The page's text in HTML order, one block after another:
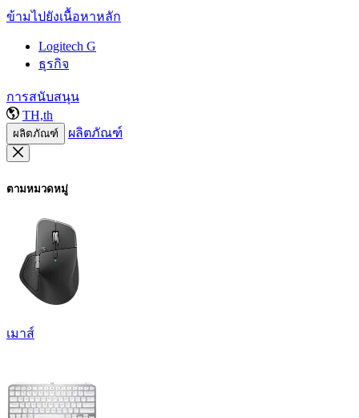
ข้ามไปยังเนื้อหาหลัก
Logitech G
ธุรกิจ
การสนับสนุน
TH,th
ผลิตภัณฑ์ ผลิตภัณฑ์
ตามหมวดหมู่
เมาส์